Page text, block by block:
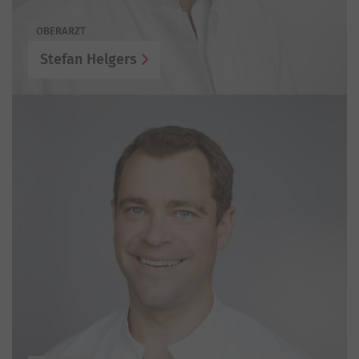
OBERARZT
Stefan Helgers